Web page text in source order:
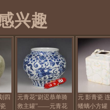
兴趣
四
元青花“尉迟恭单骑
救主罐”——元青花
元 影青瓷
蟠螭小方罐